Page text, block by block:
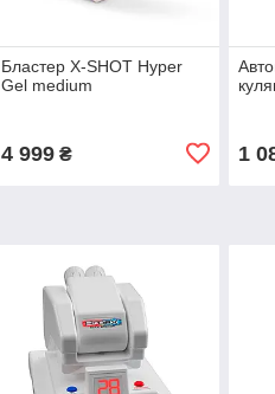
Бластер X-SHOT Hyper
Gel medium
4 999₴ 1